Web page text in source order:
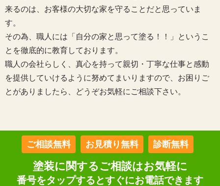
来るのは、お客様の大切な家を守ることだと思っていま
す。
その為、職人には「自分の家と思って塗る！！」というこ
とを徹底的に教育しております。
職人の会社らしく、真心を持って親切・丁寧な仕事と感動
を提供していけるように努めてまいりますので、お困りご
とがありましたら、どうぞお気軽にご相談下さい。
ご相談無料 お見積り無料 診断無料
塗装に関するご相談はお気軽に
番号をタップするとすぐにお電話できます